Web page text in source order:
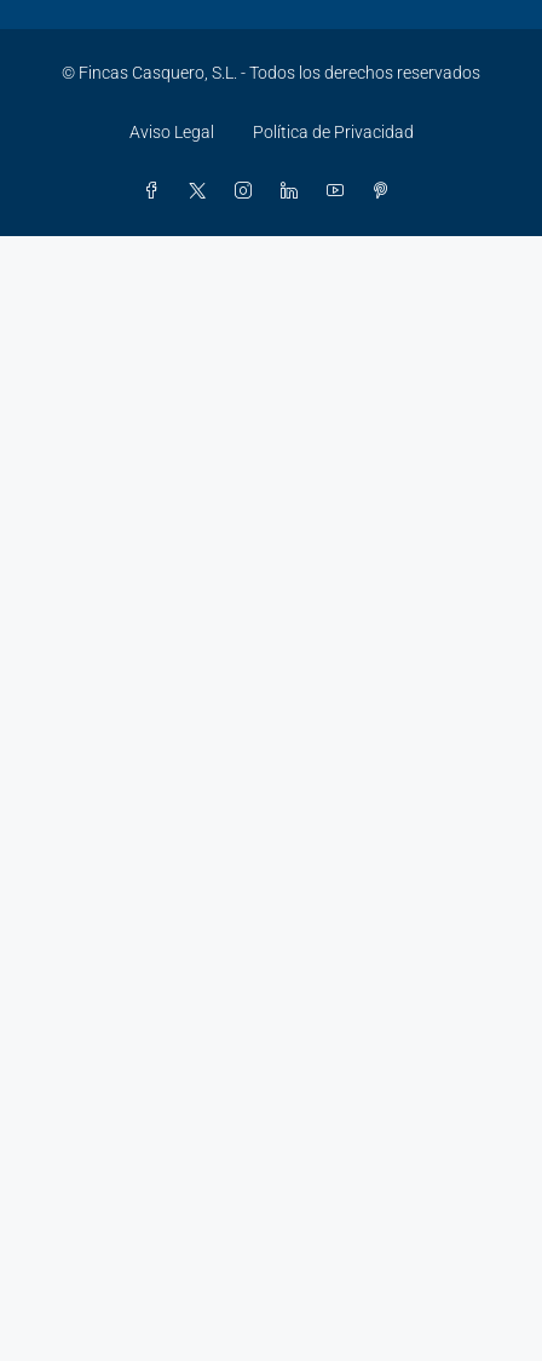
© Fincas Casquero, S.L. - Todos los derechos reservados
Aviso Legal Política de Privacidad